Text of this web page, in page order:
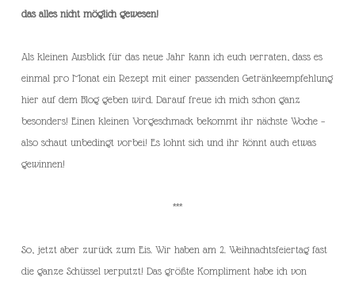
das alles nicht möglich gewesen!
Als kleinen Ausblick für das neue Jahr kann ich euch verraten, dass es
einmal pro Monat ein Rezept mit einer passenden Getränkeempfehlung
hier auf dem Blog geben wird. Darauf freue ich mich schon ganz
besonders! Einen kleinen Vorgeschmack bekommt ihr nächste Woche –
also schaut unbedingt vorbei! Es lohnt sich und ihr könnt auch etwas
gewinnen!
***
So, jetzt aber zurück zum Eis. Wir haben am 2. Weihnachtsfeiertag fast
die ganze Schüssel verputzt! Das größte Kompliment habe ich von